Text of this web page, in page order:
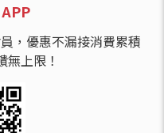
，優惠不漏接消費累積
上限！